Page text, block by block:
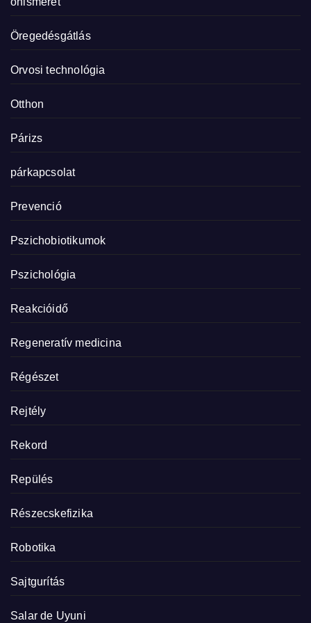
Öregedésgátlás
Orvosi technológia
Otthon
Párizs
párkapcsolat
Prevenció
Pszichobiotikumok
Pszichológia
Reakcióidő
Regeneratív medicina
Régészet
Rejtély
Rekord
Repülés
Részecskefizika
Robotika
Sajtgurítás
Salar de Uyuni